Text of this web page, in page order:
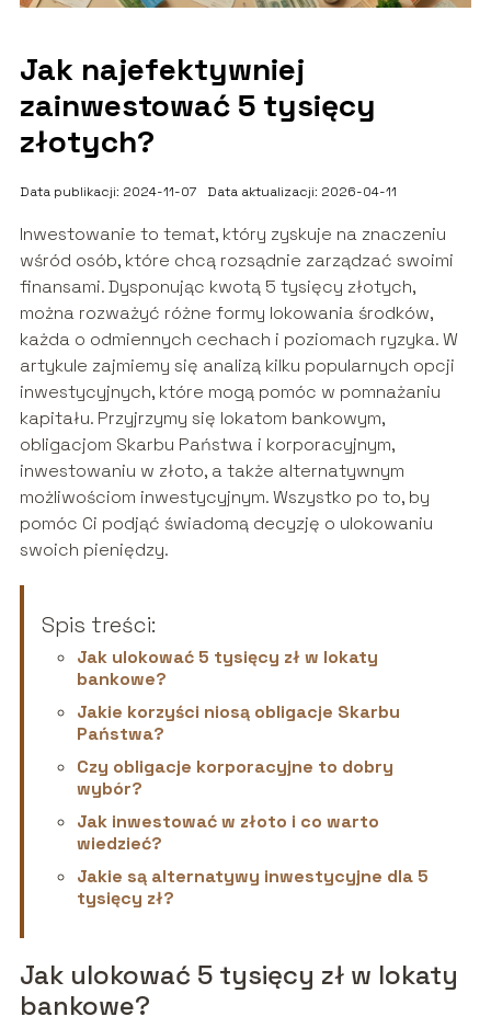
Jak najefektywniej
zainwestować 5 tysięcy
złotych?
Data publikacji: 2024-11-07 Data aktualizacji: 2026-04-11
Inwestowanie to temat, który zyskuje na znaczeniu
wśród osób, które chcą rozsądnie zarządzać swoimi
finansami. Dysponując kwotą 5 tysięcy złotych,
można rozważyć różne formy lokowania środków,
każda o odmiennych cechach i poziomach ryzyka. W
artykule zajmiemy się analizą kilku popularnych opcji
inwestycyjnych, które mogą pomóc w pomnażaniu
kapitału. Przyjrzymy się lokatom bankowym,
obligacjom Skarbu Państwa i korporacyjnym,
inwestowaniu w złoto, a także alternatywnym
możliwościom inwestycyjnym. Wszystko po to, by
pomóc Ci podjąć świadomą decyzję o ulokowaniu
swoich pieniędzy.
Spis treści:
Jak ulokować 5 tysięcy zł w lokaty
bankowe?
Jakie korzyści niosą obligacje Skarbu
Państwa?
Czy obligacje korporacyjne to dobry
wybór?
Jak inwestować w złoto i co warto
wiedzieć?
Jakie są alternatywy inwestycyjne dla 5
tysięcy zł?
Jak ulokować 5 tysięcy zł w lokaty
bankowe?